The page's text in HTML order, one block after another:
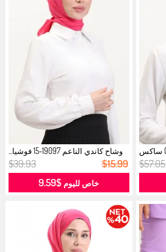
وشاح ناعم منقوش 70245-03 ساكس
فوشيا...
$57.05
وشاح كاندي الناعم 19097-15 فوشيا...
$39.93 $15.99
خاص لليوم $9.59